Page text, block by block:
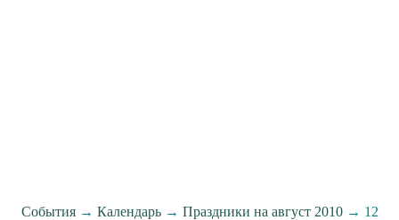
События→ Календарь→ Праздники на август 2010→ 12